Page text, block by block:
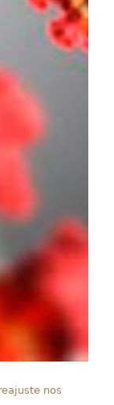
nos